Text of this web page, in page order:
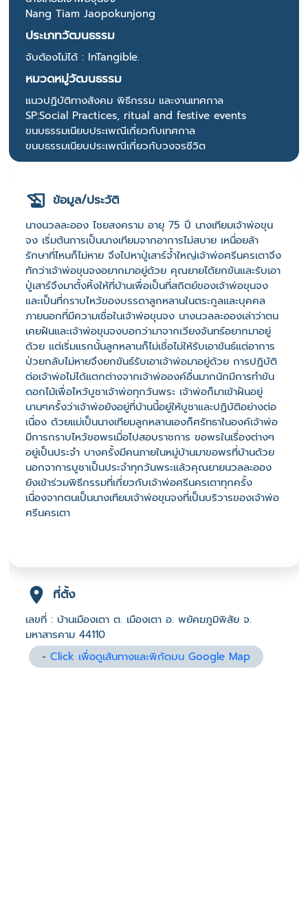
Nang Tiam Jaopokunjong
ประเภทวัฒนธรรม
จับต้องไม่ได้ : InTangible.
หมวดหมู่วัฒนธรรม
แนวปฏิบัติทางสังคม พิธีกรรม และงานเทศกาล
SP:Social Practices, ritual and festive events
ขนบธรรมเนียบประเพณีเกี่ยวกับเทศกาล
ขนบธรรมเนียบประเพณีเกี่ยวกับวงจรชีวิต
ข้อมูล/ประวัติ
นางนวลละออง ไชยสงคราม อายุ 75 ปี นางเทียมเจ้าพ่อขุน
จง เริ่มต้นการเป็นนางเทียมจากอาการไม่สบาย เหนื่อยล้า
รักษาที่ไหนก็ไม่หาย จึงไปหาปู่เสาร์จ้ำใหญ่เจ้าพ่อศรีนครเตาจึง
ทักว่าเจ้าพ่อขุนจงอยากมาอยู่ด้วย คุณยายได้ยกขันและรับเอา
ปู่เสาร์จึงมาตั้งหิ้งให้ที่บ้านเพื่อเป็นที่สถิตย์ของเจ้าพ่อขุนจง
และเป็นที่กราบไหว้ของบรรดาลูกหลานในตระกูลและบุคคล
ภายนอกที่มีความเชื่อในเจ้าพ่อขุนจง นางนวลละอองเล่าว่าตน
เคยฝันและเจ้าพ่อขุนจงบอกว่ามาจากเวียงจันทร์อยากมาอยู่
ด้วย แต่เริ่มแรกนั้นลูกหลานก็ไม่เชื่อไม่ให้รับเอาขันธ์แต่อาการ
ป่วยกลับไม่หายจึงยกขันธ์รับเอาเจ้าพ่อมาอยู่ด้วย การปฏิบัติ
ต่อเจ้าพ่อไม่ได้แตกต่างจากเจ้าพ่อองค์อื่นมากนักมีการทำขัน
ดอกไม้เพื่อไหว้บูชาเจ้าพ่อทุกวันพระ เจ้าพ่อก็มาเข้าฝันอยู่
นานๆครั้งว่าเจ้าพ่อยังอยู่ที่บ้านนี้อยู่ให้บูชาและปฏิบัติอย่างต่อ
เนื่อง ด้วยแม่เป็นนางเทียมลูกหลานเองก็ศรัทธาในองค์เจ้าพ่อ
มีการกราบไหว้ขอพรเมื่อไปสอบราชการ ขอพรในเรื่องต่างๆ
อยู่เป็นประจำ บางครั้งมีคนภายในหมู่บ้านมาขอพรที่บ้านด้วย
นอกจาการบูชาเป็นประจำทุกวันพระแล้วคุณยายนวลละออง
ยังเข้าร่วมพิธีกรรมที่เกี่ยวกับเจ้าพ่อศรีนครเตาทุกครั้ง
เนื่องจากตนเป็นนางเทียมเจ้าพ่อขุนจงที่เป็นบริวารของเจ้าพ่อ
ศรีนครเตา
ที่ตั้ง
เลขที่ : บ้านเมืองเตา ต. เมืองเตา อ. พยัคฆภูมิพิสัย จ.
มหาสารคาม 44110
-Click เพื่อดูเส้นทางและพิกัดบน Google Map